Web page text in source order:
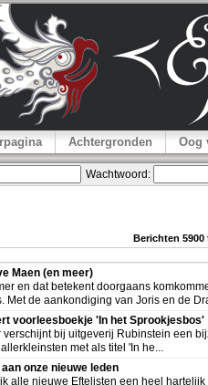
Achtergronden Oog
Wachtwoord:
Berichten
Maen (en meer)
en dat betekent doorgaans
Met de aankondiging van Joris en de
voorleesboekje 'In het Sprookjesbos'
verschijnt bij uitgeverij Rubinstein een
met als titel 'In he...
onze nieuwe leden
alle nieuwe Eftelisten een heel